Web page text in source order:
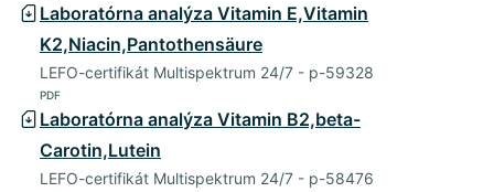
Laboratórna analýza Vitamin E,Vitamin
K2,Niacin,Pantothensäure
LEFO-certifikát Multispektrum 24/7 - p-59328
PDF
Laboratórna analýza Vitamin B2,beta-
Carotin,Lutein
LEFO-certifikát Multispektrum 24/7 - p-58476